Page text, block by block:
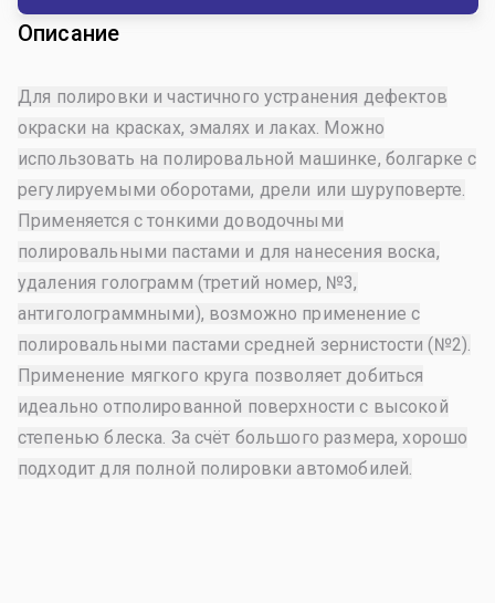
Описание
Для полировки и частичного устранения дефектов
окраски на красках, эмалях и лаках. Можно
использовать на полировальной машинке, болгарке с
регулируемыми оборотами, дрели или шуруповерте.
Применяется с тонкими доводочными
полировальными пастами и для нанесения воска,
удаления голограмм (третий номер, №3,
антиголограммными), возможно применение с
полировальными пастами средней зернистости (№2).
Применение мягкого круга позволяет добиться
идеально отполированной поверхности с высокой
степенью блеска. За счёт большого размера, хорошо
подходит для полной полировки автомобилей.